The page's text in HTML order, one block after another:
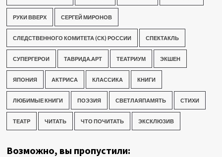
РУКИ ВВЕРХ СЕРГЕЙ МИРОНОВ
СЛЕДСТВЕННОГО КОМИТЕТА (СК) РОССИИ СПЕКТАКЛЬ
СУПЕРГЕРОИ ТАВРИДА.АРТ ТЕАТРИУМ ЭКШЕН
ЯПОНИЯ АКТРИСА КЛАССИКА КНИГИ
ЛЮБИМЫЕ КНИГИ ПОЭЗИЯ СВЕТЛАЯПАМЯТЬ СТИХИ
ТЕАТР ЧИТАТЬ ЧТО ПОЧИТАТЬ ЭКСКЛЮЗИВ
Возможно, вы пропустили: